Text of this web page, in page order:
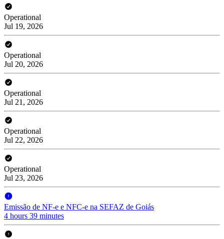
Operational
Jul 19, 2026
Operational
Jul 20, 2026
Operational
Jul 21, 2026
Operational
Jul 22, 2026
Operational
Jul 23, 2026
Emissão de NF-e e NFC-e na SEFAZ de Goiás
4 hours 39 minutes